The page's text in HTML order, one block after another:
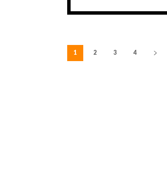
1 2 3 4